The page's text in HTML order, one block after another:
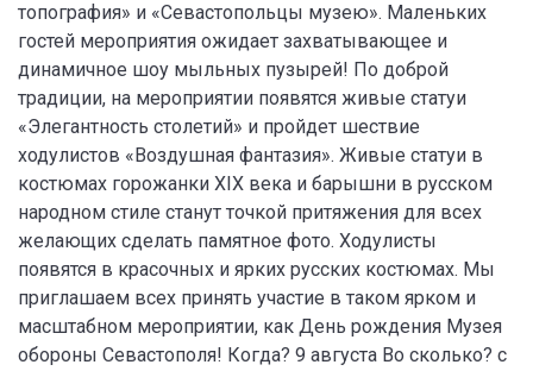
топография» и «Севастопольцы музею». Маленьких
гостей мероприятия ожидает захватывающее и
динамичное шоу мыльных пузырей! По доброй
традиции, на мероприятии появятся живые статуи
«Элегантность столетий» и пройдет шествие
ходулистов «Воздушная фантазия». Живые статуи в
костюмах горожанки XIX века и барышни в русском
народном стиле станут точкой притяжения для всех
желающих сделать памятное фото. Ходулисты
появятся в красочных и ярких русских костюмах. Мы
приглашаем всех принять участие в таком ярком и
масштабном мероприятии, как День рождения Музея
обороны Севастополя! Когда? 9 августа Во сколько? с